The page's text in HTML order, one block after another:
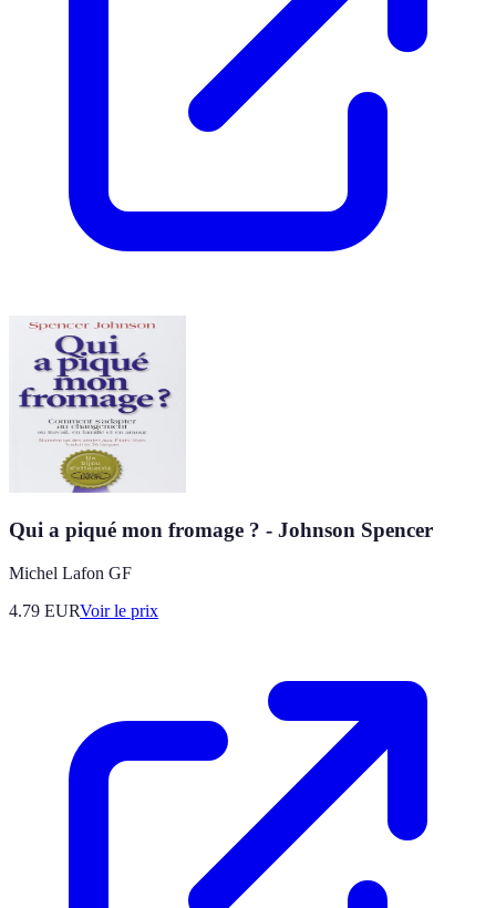
Qui a piqué mon fromage ? - Johnson Spencer
Michel Lafon GF
4.79 EURVoir le prix